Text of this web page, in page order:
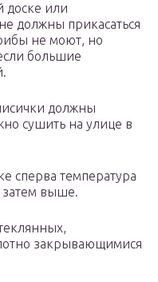
доске или
должны прикасаться
не моют, но
большие
должны
сушить на улице в
сперва температура
затем выше.
закрывающимися